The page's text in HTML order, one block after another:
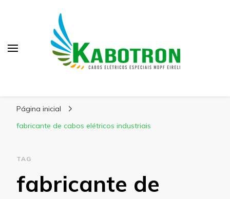
Página inicial
fabricante de cabos elétricos industriais
TAG
fabricante de